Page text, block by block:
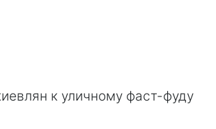
к уличному фаст-фуду